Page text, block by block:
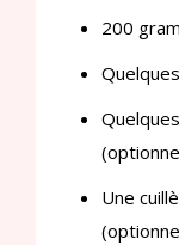
200
Une